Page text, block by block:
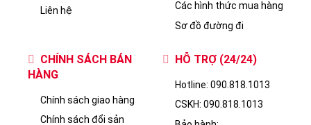
VỀ CHÚNG TÔI
Giới thiệu công ty
Tuyển dụng
Tin tức
HỖ TRỢ KHÁCH
HÀNG
Hướng dẫn mua hàng
Hướng dẫn thanh toán